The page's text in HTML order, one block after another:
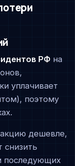
РФ на
уплачивает
поэтому
дешевле,
снизить
последующих